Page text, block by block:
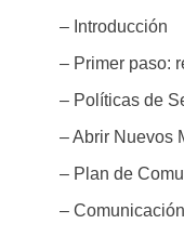
– Introducción
– Primer paso:
– Políticas de
– Abrir Nuevos
– Plan de
–